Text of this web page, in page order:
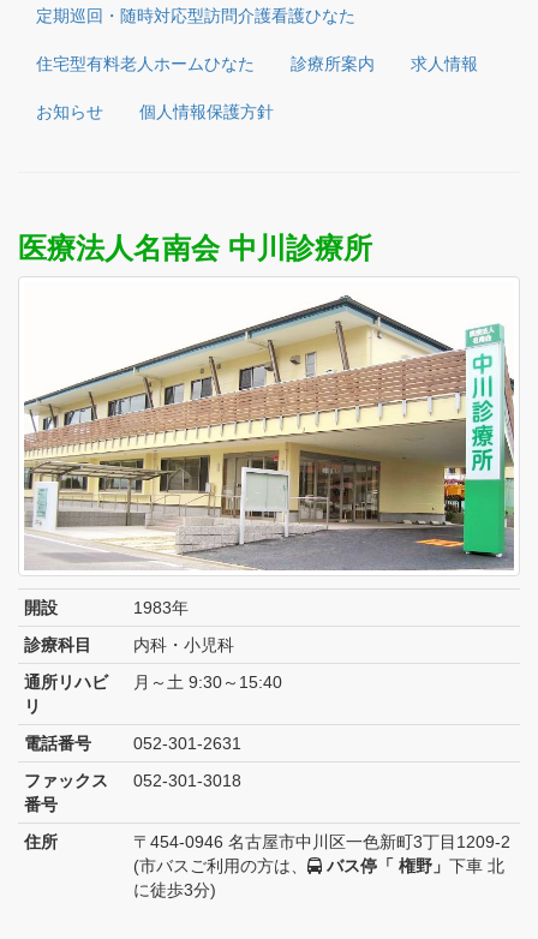
定期巡回・随時対応型訪問介護看護ひなた
住宅型有料老人ホームひなた 診療所案内 求人情報
お知らせ 個人情報保護方針
医療法人名南会 中川診療所
開設
1983年
診療科目
内科・小児科
通所リハビ
リ
月～土 9:30～15:40
電話番号
052-301-2631
ファックス
番号
052-301-3018
住所
〒454-0946 名古屋市中川区一色新町3丁目1209-2
(市バスご利用の方は、
バス停「 権野」 下車 北
に徒歩3分)